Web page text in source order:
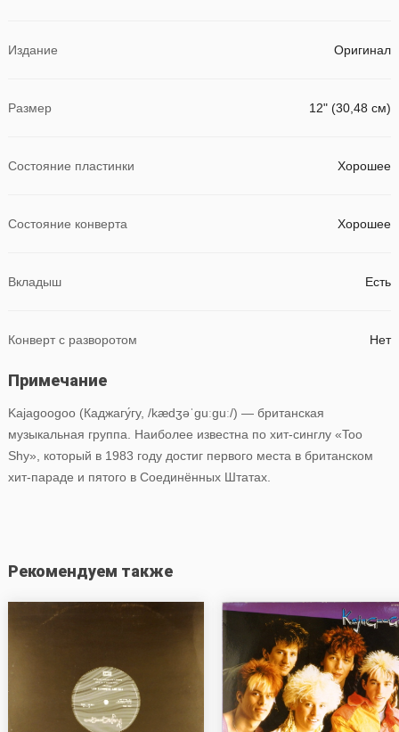
Издание Оригинал
Размер 12" (30,48 см)
Состояние пластинки Хорошее
Состояние конверта Хорошее
Вкладыш Есть
Конверт с разворотом Нет
Примечание
Kajagoogoo (Каджагу́гу, /kædʒəˈɡuːɡuː/) — британская
музыкальная группа. Наиболее известна по хит-синглу «Too
Shy», который в 1983 году достиг первого места в британском
хит-параде и пятого в Соединённых Штатах.
Рекомендуем также